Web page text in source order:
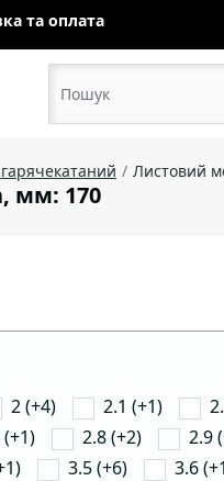
та оплата
Листовий
мм: 170
2 (+4) 2.1 (+1)
2.8 (+2) 2.9
3.5 (+6) 3.6